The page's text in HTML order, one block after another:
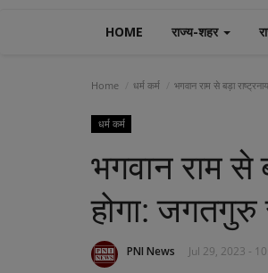
HOME राज्य-शहर
Home धर्म कर्म भगवान राम से बड़ा
धर्म कर्म
भगवान राम से
होगा: जगतगुरु
PNI News Jul 29, 2023 -